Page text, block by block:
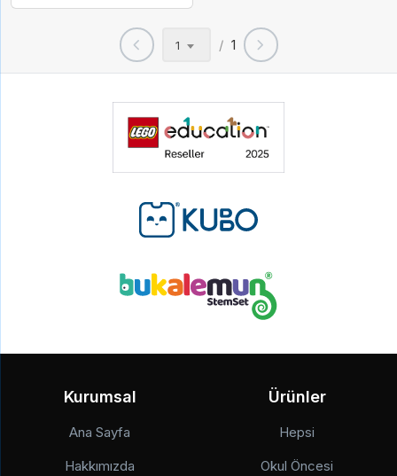
1 / 1
Kurumsal
Ana Sayfa
Hakkımızda
Ürünler
Hepsi
Okul Öncesi